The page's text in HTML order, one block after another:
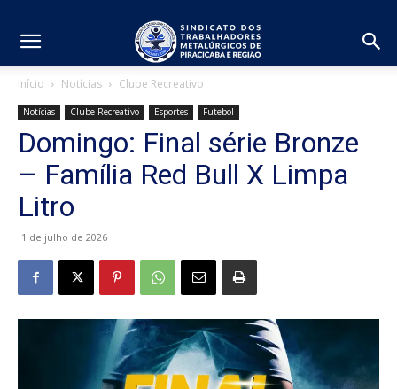
Início Notícias Clube Recreativo
Notícias Clube Recreativo Esportes Futebol
Domingo: Final série Bronze
– Família Red Bull X Limpa
Litro
1 de julho de 2026